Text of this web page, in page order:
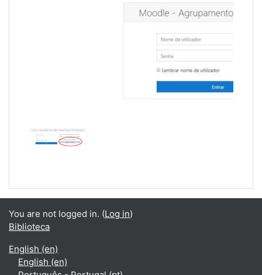
You are not logged in. (Log in)
Biblioteca
English ‎(en)‎
English ‎(en)‎